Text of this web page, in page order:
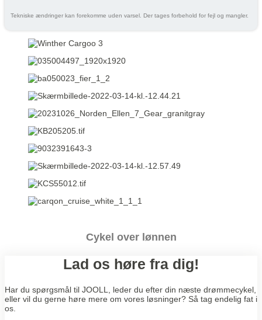
Tekniske ændringer kan forekomme uden varsel. Der tages forbehold for fejl og mangler.
Cykel over lønnen
Lad os høre fra dig!
Har du spørgsmål til JOOLL, leder du efter din næste drømmecykel,
eller vil du gerne høre mere om vores løsninger? Så tag endelig fat i
os.